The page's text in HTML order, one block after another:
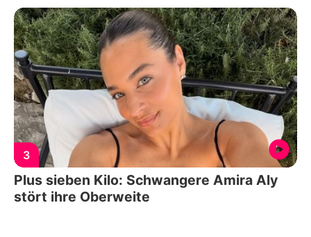
3
Plus sieben Kilo: Schwangere Amira Aly
stört ihre Oberweite